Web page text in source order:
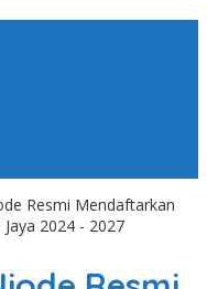
Resmi Mendaftarkan
2024 - 2027